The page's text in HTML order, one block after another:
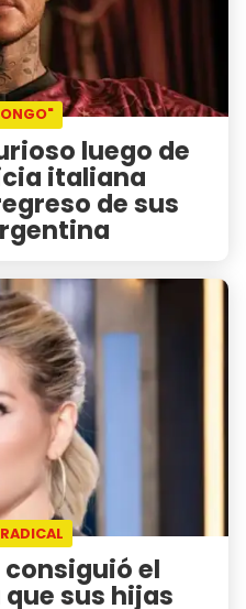
luego de
italiana
de sus
el
sus hijas